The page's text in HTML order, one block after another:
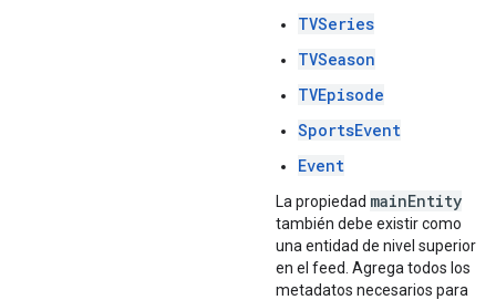
TVSeries
TVSeason
TVEpisode
SportsEvent
Event
La propiedad mainEntity
también debe existir como
una entidad de nivel superior
en el feed. Agrega todos los
metadatos necesarios para